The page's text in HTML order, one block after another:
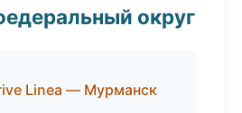
округ
Linea — Мурманск